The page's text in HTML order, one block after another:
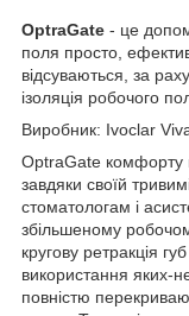
OptraGate - це
поля просто,
відсуваються, за
ізоляція робочого
Виробник: Ivoclar
OptraGate комфорту
завдяки своїй
стоматологам і
збільшеному
кругову ретракція
використання яких-
повністю